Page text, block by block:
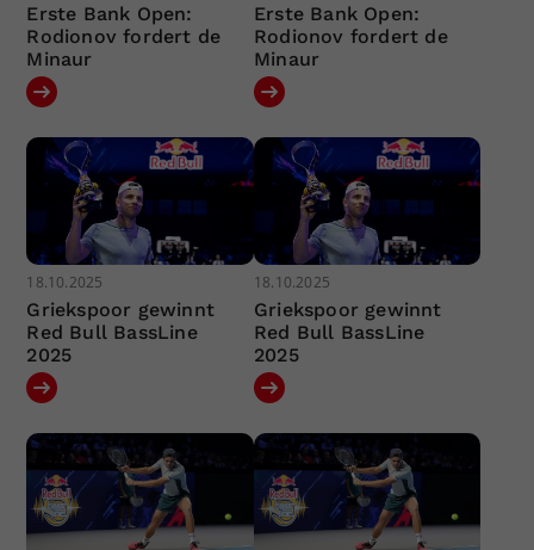
Erste Bank Open:
Rodionov fordert de
Minaur
Erste Bank Open:
Rodionov fordert de
Minaur
18.10.2025
Griekspoor gewinnt
Red Bull BassLine
2025
18.10.2025
Griekspoor gewinnt
Red Bull BassLine
2025